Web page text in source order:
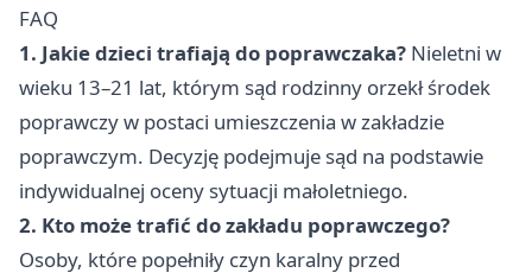
FAQ
1. Jakie dzieci trafiają do poprawczaka? Nieletni w
wieku 13–21 lat, którym sąd rodzinny orzekł środek
poprawczy w postaci umieszczenia w zakładzie
poprawczym. Decyzję podejmuje sąd na podstawie
indywidualnej oceny sytuacji małoletniego.
2. Kto może trafić do zakładu poprawczego?
Osoby, które popełniły czyn karalny przed